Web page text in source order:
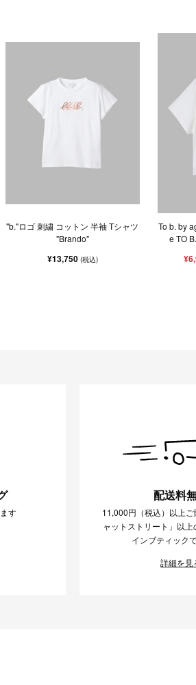
"b."ロゴ 刺繍 コットン 半袖 Tシャツ
"Brando"
¥13,750 (税込)
To b. by
e TO
す
配送料
11,000円（税込）以上
ャットストリート」以
インブティック
詳細を見